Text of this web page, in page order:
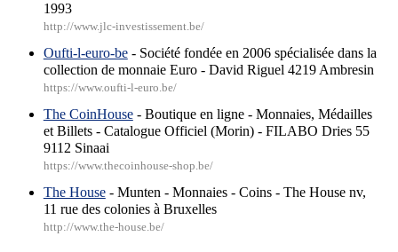
1993
http://www.jlc-investissement.be/
Oufti-l-euro-be- Société fondée en 2006 spécialisée dans la
collection de monnaie Euro - David Riguel 4219 Ambresin
https://www.oufti-l-euro.be/
The CoinHouse- Boutique en ligne - Monnaies, Médailles
et Billets - Catalogue Officiel (Morin) - FILABO Dries 55
9112 Sinaai
https://www.thecoinhouse-shop.be/
The House- Munten - Monnaies - Coins - The House nv,
11 rue des colonies à Bruxelles
http://www.the-house.be/